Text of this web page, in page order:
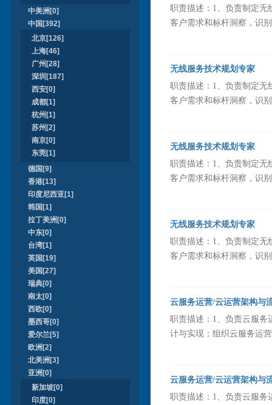
中美洲[0]
中国[392]
北京[126]
上海[46]
广州[28]
深圳[187]
西安[0]
成都[1]
杭州[1]
苏州[2]
南京[0]
东莞[1]
德国[9]
香港[13]
印度尼西亚[1]
韩国[1]
拉丁美洲[0]
中东[0]
台湾[1]
英国[19]
美国[27]
瑞典[0]
南太[0]
西欧[0]
墨西哥[0]
爱尔兰[5]
欧洲[2]
北美洲[3]
亚洲[0]
新加坡[0]
印度[0]
职责描述：1、负责制定无
客户需求和标杆洞察，识
无线服务技术规划专家
职责描述：1、负责制定无
客户需求和标杆洞察，识
无线服务技术规划专家
职责描述：1、负责制定无
客户需求和标杆洞察，识
无线服务技术规划专家
职责描述：1、负责制定无
客户需求和标杆洞察，识
云服务运营/云运营架构与
职责描述：1、负责云服务
计与实现；组织云服务运
云服务运营/云运营架构与
职责描述：1、负责云服务